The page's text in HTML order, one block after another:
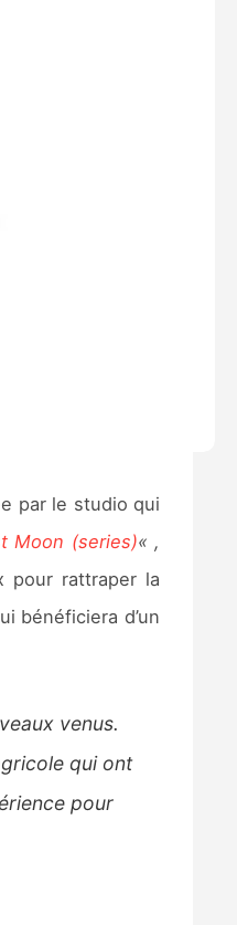
par le studio qui
Moon (series)« ,
pour rattraper la
bénéficiera d’un
venus.
qui ont
pour